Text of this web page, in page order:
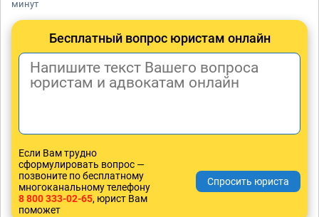
минут
Бесплатный вопрос юристам онлайн
Если Вам трудно
сформулировать вопрос —
позвоните по бесплатному
многоканальному телефону
8 800 333-02-65, юрист Вам
поможет